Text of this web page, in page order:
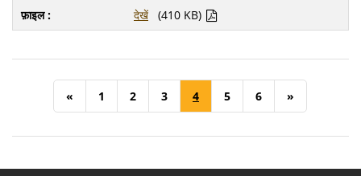
देखें
(410 KB)
« 1 2 3 4 5 6 »